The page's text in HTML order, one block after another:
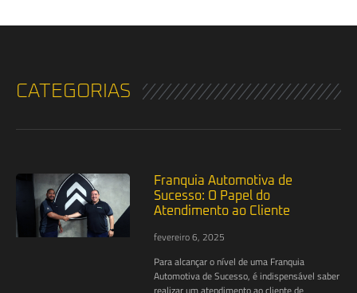
CATEGORIAS
Franquia Automotiva de
Sucesso: O Papel do
Atendimento ao Cliente
fevereiro 6, 2025
Para alcançar o nível de uma Franquia
Automotiva de Sucesso, é indispensável saber